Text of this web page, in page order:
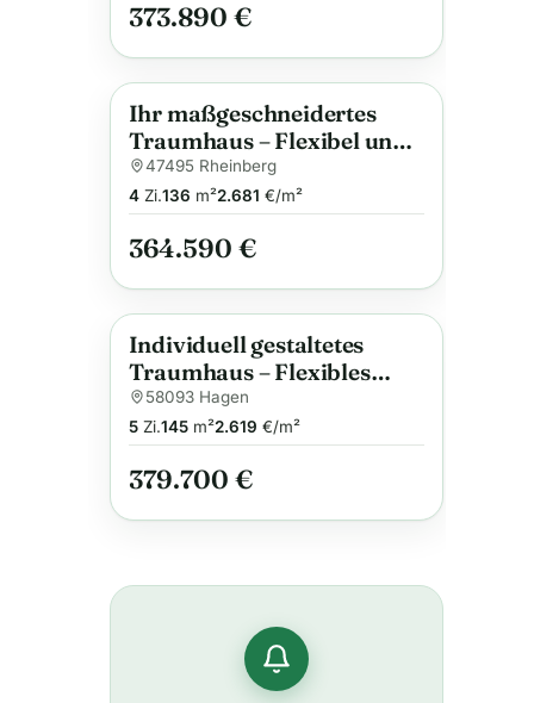
373.890 €
Anzeige
Ihr maßgeschneidertes
Traumhaus – Flexibel und
nachhaltig
47495 Rheinberg
4Zi.136 m²2.681 €/m²
364.590 €
Anzeige
Individuell gestaltetes
Traumhaus – Flexibles
Wohnkonzept trifft
modernes Design – Pure 4
58093 Hagen
5Zi.145m²2.619 €/m²
379.700 €